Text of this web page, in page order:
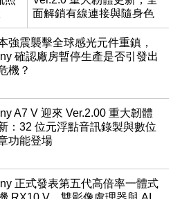
面解鎖有線連接與隨身色
調編輯
強震襲擊全球感光元件重鎮，
確認廠房暫停生產是否引發出
機？
A7 V 迎來 Ver.2.00 重大韌體
：32 位元浮點音訊錄製與數位
功能登場
正式發表第五代高倍率一體式